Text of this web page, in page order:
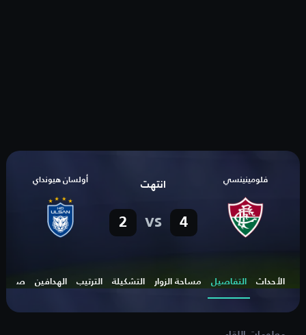
فلومينينسي انتهت
4
vs
2
أولسان هيونداي
الأحداث التفاصيل مساحة الزوار التشكيلة الترتيب الهدافين صناع